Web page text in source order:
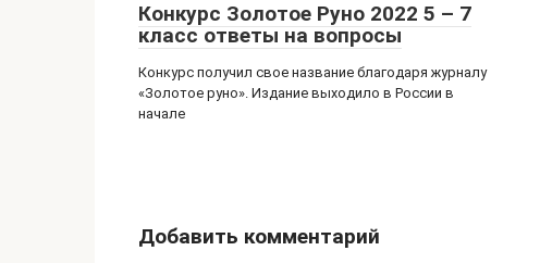
Конкурс Золотое Руно 2022 5 – 7
класс ответы на вопросы
Конкурс получил свое название благодаря журналу
«Золотое руно». Издание выходило в России в
начале
Добавить комментарий